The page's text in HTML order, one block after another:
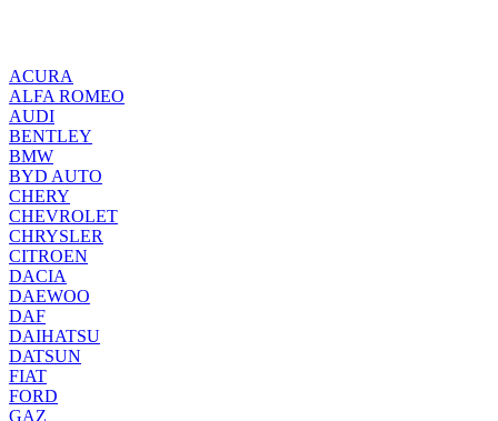
ACURA
ALFA ROMEO
AUDI
BENTLEY
BMW
BYD AUTO
CHERY
CHEVROLET
CHRYSLER
CITROEN
DACIA
DAEWOO
DAF
DAIHATSU
DATSUN
FIAT
FORD
GAZ